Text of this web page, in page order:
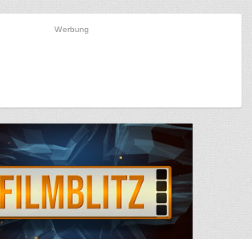
Werbung